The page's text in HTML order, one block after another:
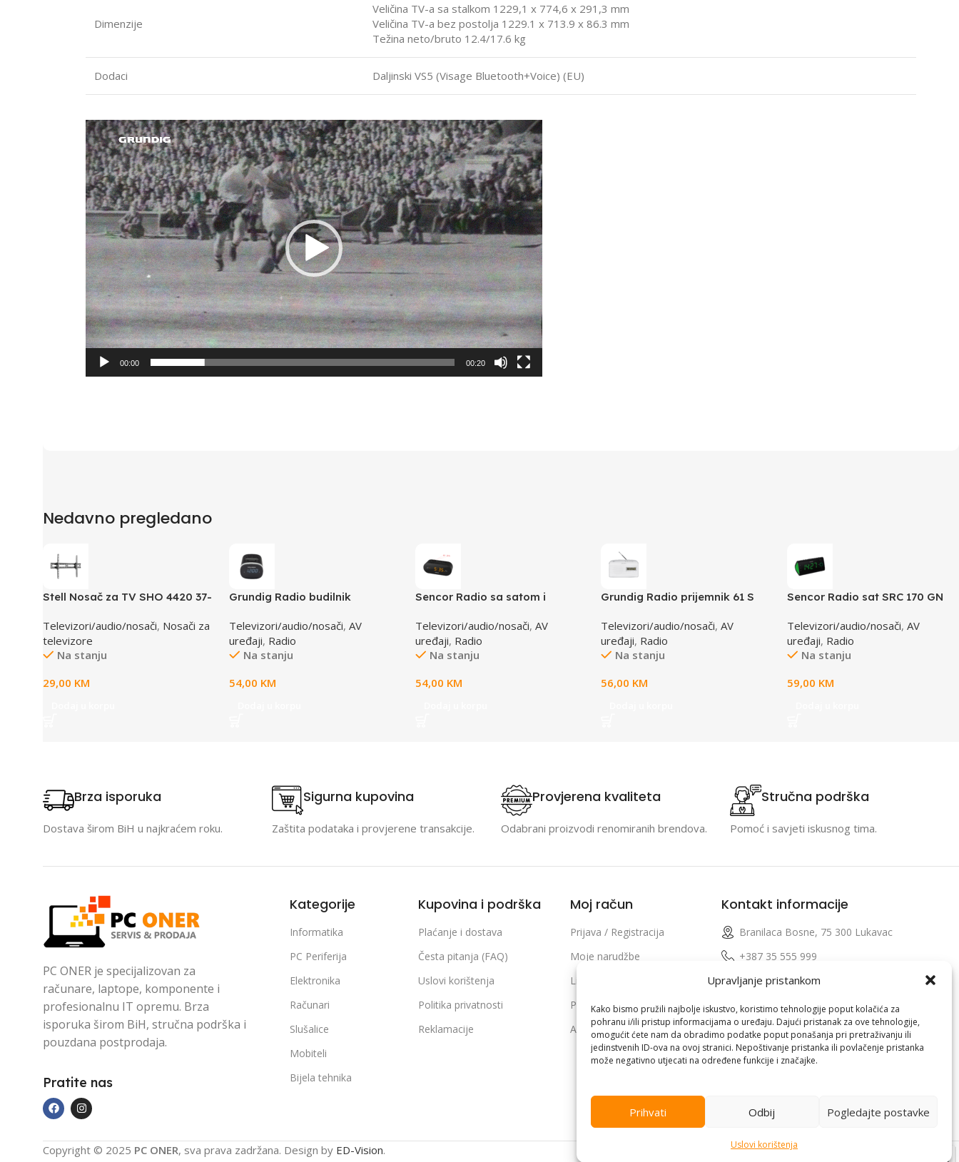
Upravljanje pristankom
Kako bismo pružili najbolje iskustvo, koristimo tehnologije poput kolačića za
pohranu i/ili pristup informacijama o uređaju. Dajući pristanak za ove tehnologije,
omogućit ćete nam da obradimo podatke poput ponašanja pri pretraživanju ili
jedinstvenih ID-ova na ovoj stranici. Nepoštivanje pristanka ili povlačenje pristanka
može negativno utjecati na određene funkcije i značajke.
Prihvati Odbij Pogledajte postavke
Uslovi korištenja
Dimenzije
Veličina TV-a sa stalkom 1229,1 x 774,6 x 291,3 mm
Veličina TV-a bez postolja 1229.1 x 713.9 x 86.3 mm
Težina neto/bruto 12.4/17.6 kg
Dodaci Daljinski VS5 (Visage Bluetooth+Voice) (EU)
Video
Player
00:00 00:20
Nedavno pregledano
Stell Nosač za TV SHO 4420 37-
Televizori/audio/nosači, Nosači za
televizore
Na stanju
29,00 KM
Grundig Radio budilnik
Televizori/audio/nosači, AV
uređaji, Radio
Na stanju
54,00 KM
Sencor Radio sa satom i
Televizori/audio/nosači, AV
uređaji, Radio
Na stanju
54,00 KM
Grundig Radio prijemnik 61 S
Televizori/audio/nosači,AV
uređaji, Radio
Na stanju
56,00 KM
Sencor Radio sat SRC 170 GN
Televizori/audio/nosači,AV
uređaji, Radio
Na stanju
59,00 KM
Brza isporuka
Dostava širom BiH u najkraćem roku.
Sigurna kupovina
Zaštita podataka i provjerene transakcije.
Provjerena kvaliteta
Odabrani proizvodi renomiranih brendova.
Stručna podrška
Pomoć i savjeti iskusnog tima.
PC ONER je specijalizovan za
računare, laptope, komponente i
profesionalnu IT opremu. Brza
isporuka širom BiH, stručna podrška i
pouzdana postprodaja.
Pratite nas
Kategorije
Informatika
PC Periferija
Elektronika
Računari
Slušalice
Mobiteli
Bijela tehnika
Kupovina i podrška
Plaćanje i dostava
Česta pitanja (FAQ)
Uslovi korištenja
Politika privatnosti
Reklamacije
Moj račun
Prijava / Registracija
Moje narudžbe
Lista želja
Poređenje proizvoda
Adrese i podaci profila
Kontakt informacije
Branilaca Bosne, 75 300 Lukavac
+387 35 555 999
info@pconer.ba
ID: 4210115760008
PDV : 210115760008
Copyright © 2025 PC ONER, sva prava zadržana. Design by ED-Vision.